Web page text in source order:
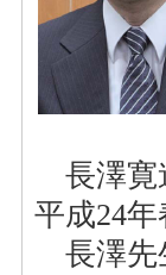
長澤寛
平成24
長澤先